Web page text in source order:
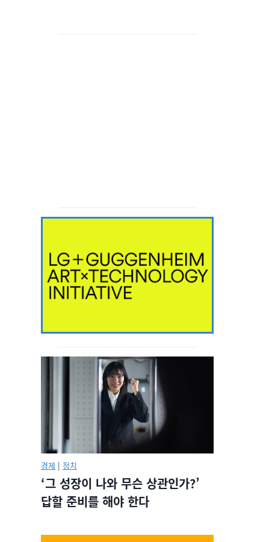
경제 | 정치
‘그 성장이 나와 무슨 상관인가?’
답할 준비를 해야 한다